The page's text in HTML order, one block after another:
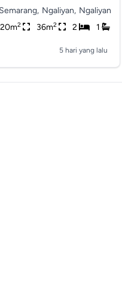
Semarang, Ngaliyan, Ngaliyan
2 36m2 2 1
5 hari yang lalu